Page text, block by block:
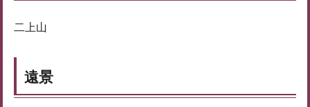
二上山
遠景